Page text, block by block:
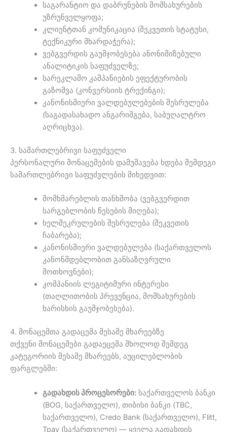
საგარანტიო და დაბრუნების მომსახურების
უზრუნველყოფა;
კლიენტთან კომუნიკაცია (შეკვეთის სტატუსი,
ტექნიკური მხარდაჭერა);
ვებგვერდის გაუმჯობესება ანონიმიზებული
ანალიტიკის საფუძველზე;
სარეკლამო კამპანიების ეფექტურობის
გაზომვა (კონვერსიის ტრექინგი);
კანონისმიერი ვალდებულებების შესრულება
(საგადასახადო ანგარიშგება, საბუღალტრო
აღრიცხვა).
3. სამართლებრივი საფუძველი
პერსონალური მონაცემების დამუშავება ხდება შემდეგი
სამართლებრივი საფუძვლების მიხედვით:
მომხმარებლის თანხმობა (ვებგვერდით
სარგებლობის წესების მიღება);
ხელშეკრულების შესრულება (შეკვეთის
ჩაბარება);
კანონისმიერი ვალდებულება (საქართველოს
კანონმდებლობით განსაზღვრული
მოთხოვნები);
კომპანიის ლეგიტიმური ინტერესი
(თაღლითობის პრევენცია, მომსახურების
ხარისხის გაუმჯობესება).
4. მონაცემთა გადაცემა მესამე მხარეებზე
თქვენი მონაცემები გადაეცემა მხოლოდ შემდეგ
კატეგორიის მესამე მხარეებს, აუცილებლობის
ფარგლებში:
გადახდის პროცესორები:საქართველოს ბანკი
(BOG, საქართველო), თიბისი ბანკი (TBC,
საქართველო), Credo Bank (საქართველო), Flitt,
Tpay (საქართველო) — ყველა გადახდის